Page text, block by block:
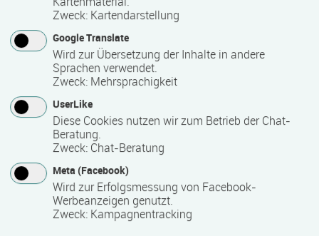
Für Vereinsmitarbeiter gelten gesonderte
Teilnahmegebühren (in der internen Weiterbildungstabelle
ersichtlich).
Hinweis des Datenbankbetreibers: Bitte erfragen Sie beim
Anbieter eventuell auftretende Nebenkosten!
Referenzen/Bemerkungen zum Kurs
Die Veranstaltung ist Biko-konform und unterliegt dem
Anerkennungsprozess nach BiFreistG §§ 9, 10, 11, 12. Für
Zweck: Kartendarstellung
Google Translate
Wird zur Übersetzung der Inhalte in andere
Sprachen verwendet.
Zweck: Mehrsprachigkeit
UserLike
Diese Cookies nutzen wir zum Betrieb der Chat-
Beratung.
Zweck: Chat-Beratung
Meta (Facebook)
Wird zur Erfolgsmessung von Facebook-
Werbeanzeigen genutzt.
Zweck: Kampagnentracking